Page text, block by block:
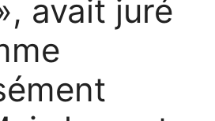
avait juré